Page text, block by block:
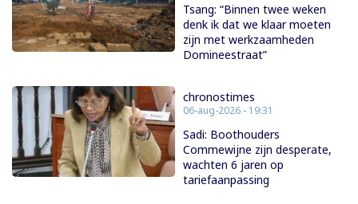
Tsang: “Binnen twee weken
denk ik dat we klaar moeten
zijn met werkzaamheden
Domineestraat”
chronostimes
06-aug-2026 - 19:31
Sadi: Boothouders
Commewijne zijn desperate,
wachten 6 jaren op
tariefaanpassing